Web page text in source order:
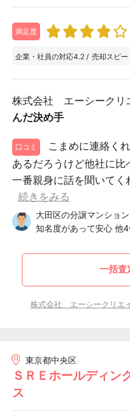
満足度
企業・社員の対応4.2 / 売却スピー
株式会社 エーシークリ
んだ決め手
口コミ
こまめに連絡く
あるだろうけど他社に比
一番親身に話を聞いて
続きをみる
大田区の分譲マンショ
知名度があって安心 他
一括査
株式会社 エーシークリエ
東京都中央区
ＳＲＥホールディン
ス